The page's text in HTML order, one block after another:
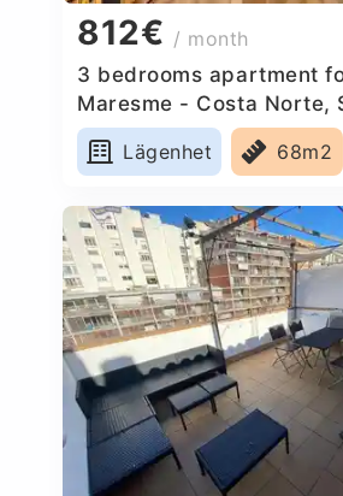
812€ / month
3 bedrooms apartment
Maresme - Costa Norte,
Lägenhet
68m2